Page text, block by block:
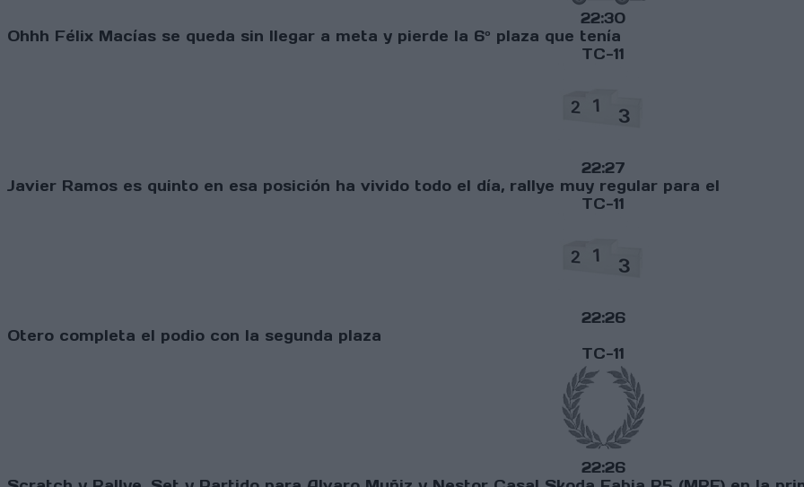
22:30
Ohhh Félix Macías se queda sin llegar a meta y pierde la 6º plaza que tenía
TC-11
22:27
Javier Ramos es quinto en esa posición ha vivido todo el día, rallye muy regular para el
TC-11
22:26
Otero completa el podio con la segunda plaza
TC-11
22:26